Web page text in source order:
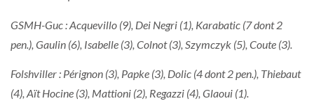
GSMH-Guc : Acquevillo (9), Dei Negri (1), Karabatic (7 dont 2
pen.), Gaulin (6), Isabelle (3), Colnot (3), Szymczyk (5), Coute (3).
Folshviller : Pérignon (3), Papke (3), Dolic (4 dont 2 pen.), Thiebaut
(4), Aït Hocine (3), Mattioni (2), Regazzi (4), Glaoui (1).